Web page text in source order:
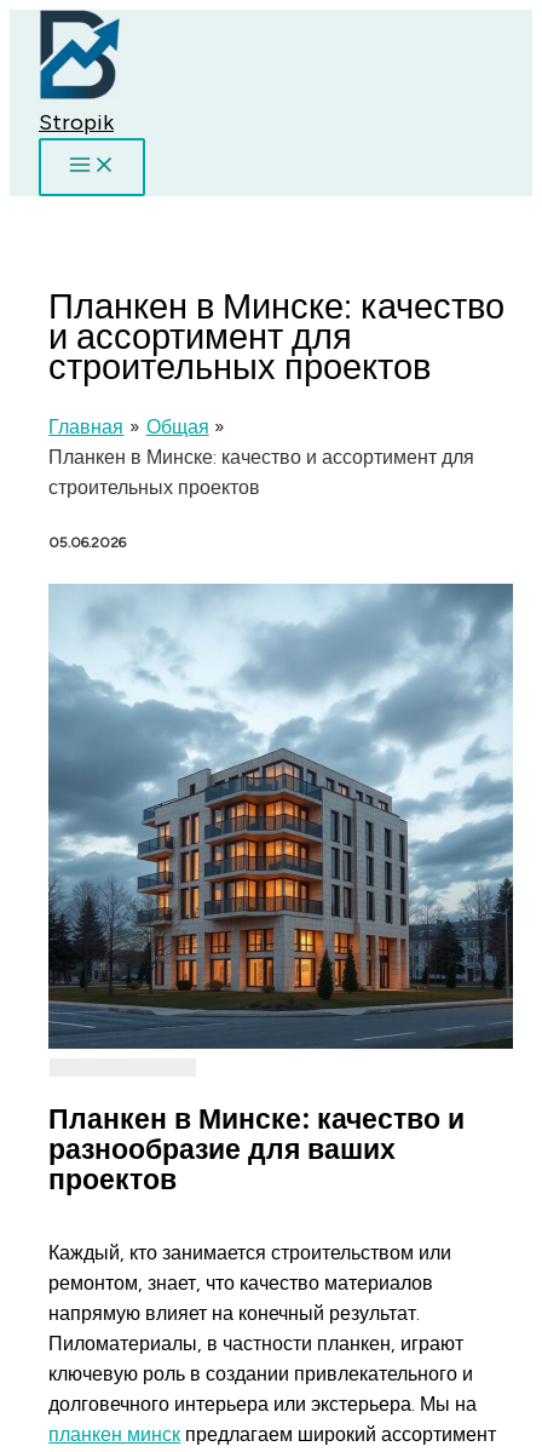
Перейти
содержимому
Stropik
Планкен в Минске: качество
и ассортимент для
строительных проектов
Главная
Общая
Планкен в Минске: качество и ассортимент для
строительных проектов
05.06.2026
Планкен в Минске: качество и
разнообразие для ваших
проектов
Каждый, кто занимается строительством или
ремонтом, знает, что качество материалов
напрямую влияет на конечный результат.
Пиломатериалы, в частности планкен, играют
ключевую роль в создании привлекательного и
долговечного интерьера или экстерьера. Мы на
планкен минск предлагаем широкий ассортимент